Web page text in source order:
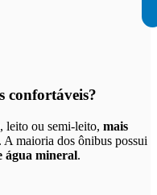
confortáveis?
leito ou semi-leito, mais
. A maioria dos ônibus possui
água mineral.